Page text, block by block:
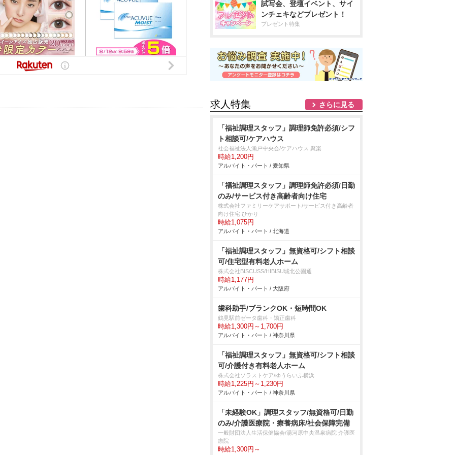
試写会、登壇イベント、サイ
ンチェキなどプレゼント！
プレゼント特集
求人特集 さらに見る
「福祉調理スタッフ」調理師免許必須/シフ
ト相談可/ケアハウス
社会福祉法人瀬戸中央会/ケアハウス 聚楽
時給1,200円
アルバイト・パート / 愛知県
「福祉調理スタッフ」調理師免許必須/日勤
のみ/サービス付き高齢者向け住宅
株式会社ファミリーケアサポート/サービス付き高齢者
向け住宅 ひかり
時給1,075円
アルバイト・パート / 北海道
「福祉調理スタッフ」無資格可/シフト相談
可/住宅型有料老人ホーム
株式会社BISCUSS/HIBISU城北公園通
時給1,177円
アルバイト・パート / 大阪府
歯科助手/ブランクOK・短時間OK
鶴見駅前ゼータ歯科・矯正歯科
時給1,300円～1,700円
アルバイト・パート / 神奈川県
「福祉調理スタッフ」無資格可/シフト相談
可/介護付き有料老人ホーム
株式会社ソラストケア/ゆうらいふ横浜
時給1,225円～1,230円
アルバイト・パート / 神奈川県
「未経験OK」調理スタッフ/無資格可/日勤
のみ/介護医療院・療養病床/社会保障完備
一般財団法人生活保健協会/湯河原中央温泉病院 介護医
療院
時給1,300円～